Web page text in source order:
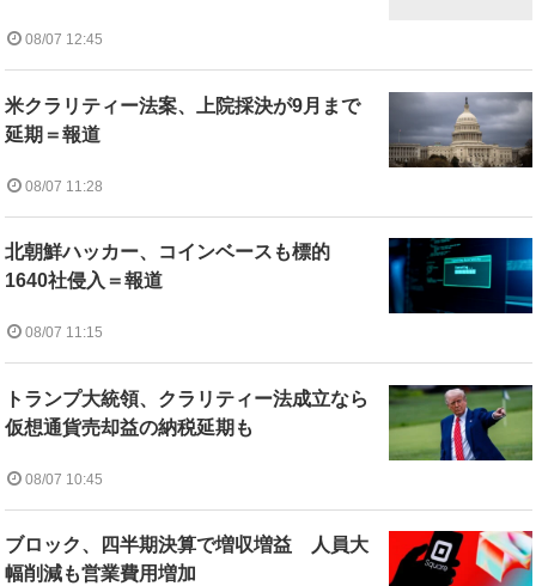
08/07 12:45
米クラリティー法案、上院採決が9月まで
延期＝報道
08/07 11:28
北朝鮮ハッカー、コインベースも標的
1640社侵入＝報道
08/07 11:15
トランプ大統領、クラリティー法成立なら
仮想通貨売却益の納税延期も
08/07 10:45
ブロック、四半期決算で増収増益 人員大
幅削減も営業費用増加